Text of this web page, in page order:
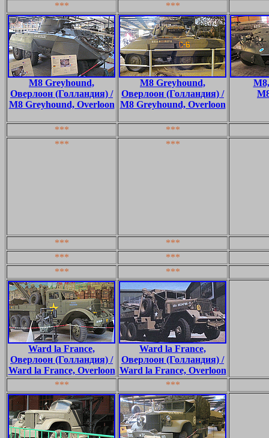
*** ***
M8 Greyhound,
Оверлоон (Голландия) /
M8 Greyhound, Overloon
M8 Greyhound,
Оверлоон (Голландия) /
M8 Greyhound, Overloon
***
***
***
***
***
***
***
***
***
***
Ward la France,
Оверлоон (Голландия) /
Ward la France, Overloon
Ward la France,
Оверлоон (Голландия) /
Ward la France, Overloon
***
***